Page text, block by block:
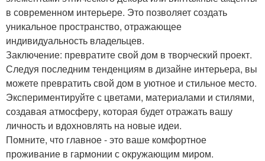
в современном интерьере. Это позволяет создать
уникальное пространство, отражающее
индивидуальность владельцев.
Заключение: превратите свой дом в творческий проект.
Следуя последним тенденциям в дизайне интерьера, вы
можете превратить свой дом в уютное и стильное место.
Экспериментируйте с цветами, материалами и стилями,
создавая атмосферу, которая будет отражать вашу
личность и вдохновлять на новые идеи.
Помните, что главное - это ваше комфортное
проживание в гармонии с окружающим миром.